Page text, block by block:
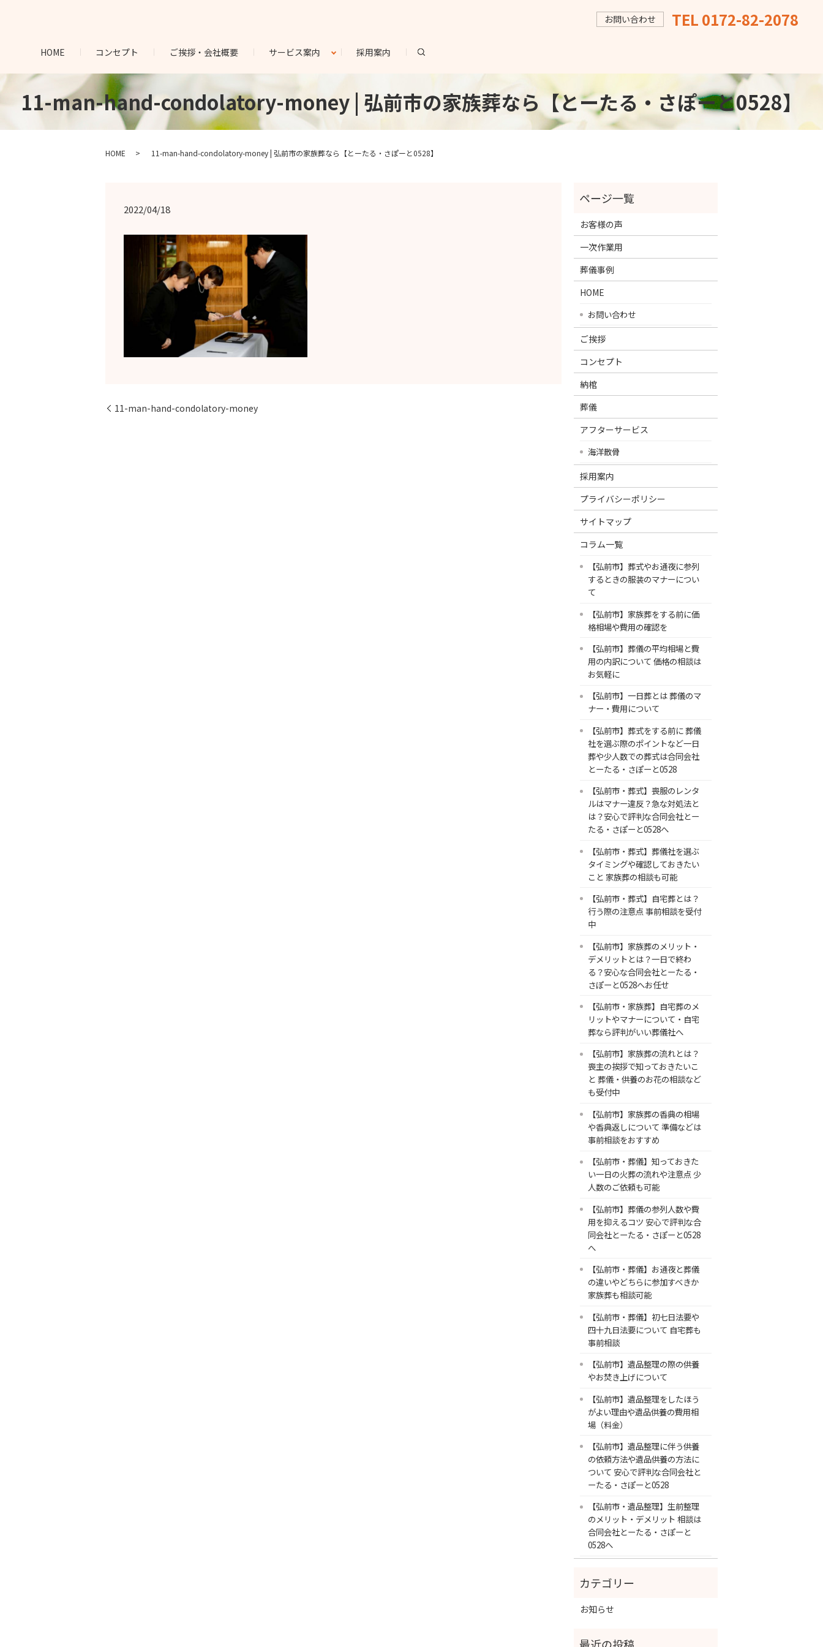
HOME コンセプト ご挨拶・会社概要 サービス案内 採用案内 search
お問い合わせ TEL 0172-82-2078
11-man-hand-condolatory-money | 弘前市の家族葬なら【とーたる・さぽーと0528】
HOME 11-man-hand-condolatory-money | 弘前市の家族葬なら【とーたる・さぽーと0528】
2022/04/18
11-man-hand-condolatory-money
お客様の声
一次作業用
葬儀事例
HOME
お問い合わせ
ご挨拶
コンセプト
納棺
葬儀
アフターサービス
海洋散骨
採用案内
プライバシーポリシー
サイトマップ
コラム一覧
【弘前市】葬式やお通夜に参列
するときの服装のマナーについ
て
【弘前市】家族葬をする前に価
格相場や費用の確認を
【弘前市】葬儀の平均相場と費
用の内訳について 価格の相談は
お気軽に
【弘前市】一日葬とは 葬儀のマ
ナー・費用について
【弘前市】葬式をする前に 葬儀
社を選ぶ際のポイントなど一日
葬や少人数での葬式は合同会社
とーたる・さぽーと0528
【弘前市・葬式】喪服のレンタ
ルはマナー違反？急な対処法と
は？安心で評判な合同会社とー
たる・さぽーと0528へ
【弘前市・葬式】葬儀社を選ぶ
タイミングや確認しておきたい
こと 家族葬の相談も可能
【弘前市・葬式】自宅葬とは？
行う際の注意点 事前相談を受付
中
【弘前市】家族葬のメリット・
デメリットとは？一日で終わ
る？安心な合同会社とーたる・
さぽーと0528へお任せ
【弘前市・家族葬】自宅葬のメ
リットやマナーについて・自宅
葬なら評判がいい葬儀社へ
【弘前市】家族葬の流れとは？
喪主の挨拶で知っておきたいこ
と 葬儀・供養のお花の相談など
も受付中
【弘前市】家族葬の香典の相場
や香典返しについて 準備などは
事前相談をおすすめ
【弘前市・葬儀】知っておきた
い一日の火葬の流れや注意点 少
人数のご依頼も可能
【弘前市】葬儀の参列人数や費
用を抑えるコツ 安心で評判な合
同会社とーたる・さぽーと0528
へ
【弘前市・葬儀】お通夜と葬儀
の違いやどちらに参加すべきか
家族葬も相談可能
【弘前市・葬儀】初七日法要や
四十九日法要について 自宅葬も
事前相談
【弘前市】遺品整理の際の供養
やお焚き上げについて
【弘前市】遺品整理をしたほう
がよい理由や遺品供養の費用相
場（料金）
【弘前市】遺品整理に伴う供養
の依頼方法や遺品供養の方法に
ついて 安心で評判な合同会社と
ーたる・さぽーと0528
【弘前市・遺品整理】生前整理
のメリット・デメリット 相談は
合同会社とーたる・さぽーと
0528へ
お知らせ